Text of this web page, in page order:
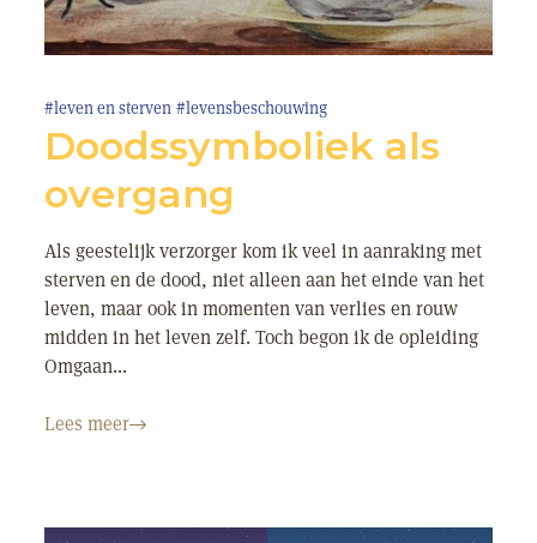
#leven en sterven #levensbeschouwing
Doodssymboliek als
overgang
Als geestelijk verzorger kom ik veel in aanraking met
sterven en de dood, niet alleen aan het einde van het
leven, maar ook in momenten van verlies en rouw
midden in het leven zelf. Toch begon ik de opleiding
Omgaan...
Lees meer